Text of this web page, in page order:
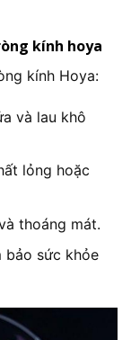
kính hoya
kính Hoya:
và lau khô
lỏng hoặc
thoáng mát.
bảo sức khỏe